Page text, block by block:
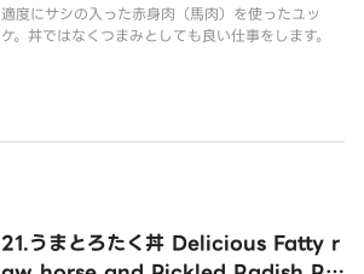
適度にサシの入った赤身肉（馬肉）を使ったユッ
ケ。丼ではなくつまみとしても良い仕事をします。
21.うまとろたく丼 Delicious Fatty r